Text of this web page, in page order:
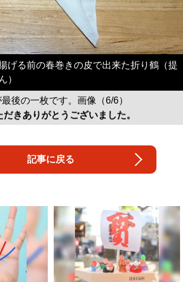
げる前の春巻きの皮で出来た折り鶴（提
）
後の一枚です。画像（6/6）
だきありがとうございました。
記事に戻る